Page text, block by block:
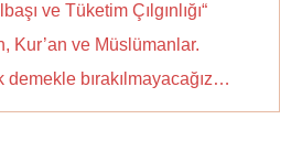
ve Tüketim Çılgınlığı“
Kur’an ve Müslümanlar.
demekle bırakılmayacağız…